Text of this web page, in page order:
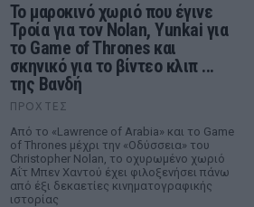
Το μαροκινό χωριό που έγινε
Τροία για τον Nolan, Yunkai για
το Game of Thrones και
σκηνικό για το βίντεο κλιπ ...
της Βανδή
ΠΡΟΧΤΈΣ
Από το «Lawrence of Arabia» και το Game
of Thrones μέχρι την «Οδύσσεια» του
Christopher Nolan, το οχυρωμένο χωριό
Αΐτ Μπεν Χαντού έχει φιλοξενήσει πάνω
από έξι δεκαετίες κινηματογραφικής
ιστορίας